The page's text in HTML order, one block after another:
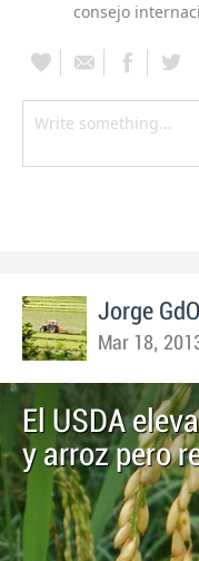
consejo
Jorge GdO
Mar 18,
El USDA
y arroz pero